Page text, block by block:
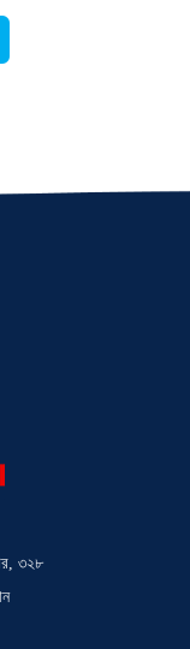
৩২৮